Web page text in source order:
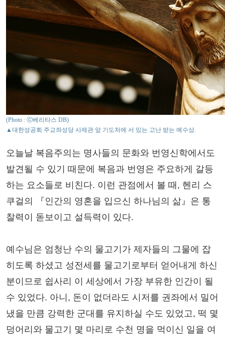
(Photo : ⓒ베리타스 DB)
▲대한성공회 주교좌성당 사제관 앞 기도처에 서 있는 고난 받는 예수상.
오늘날 복음주의는 명사들의 문화와 번영신학에서도
발견될 수 있기 때문에 복음과 번영은 주요하게 갈등
하는 요소들로 비친다. 이런 관점에서 볼 때, 헨리 스
쿠걸의 『인간의 영혼을 입으신 하나님의 삶』은 통
찰력이 돋보이고 설득력이 있다.
예수님은 엄청난 수의 물고기가 제자들의 그물에 잡
히도록 하셨고 성전세를 물고기로부터 얻어내게 하신
분이므로 쉽사리 이 세상에서 가장 부유한 인간이 될
수 있었다. 아니, 돈이 없더라도 시저를 권좌에서 밀어
냈을 만큼 강력한 군대를 유지하실 수도 있었고, 떡 몇
덩어리와 물고기 몇 마리로 수천 명을 먹이신 일을 여